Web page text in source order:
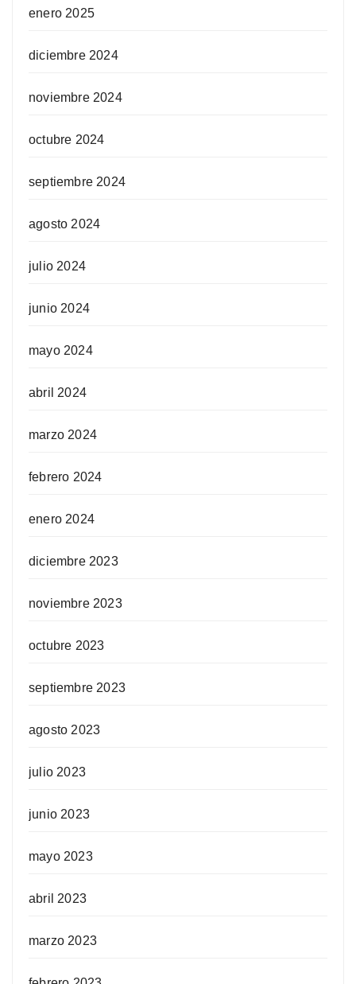
enero 2025
diciembre 2024
noviembre 2024
octubre 2024
septiembre 2024
agosto 2024
julio 2024
junio 2024
mayo 2024
abril 2024
marzo 2024
febrero 2024
enero 2024
diciembre 2023
noviembre 2023
octubre 2023
septiembre 2023
agosto 2023
julio 2023
junio 2023
mayo 2023
abril 2023
marzo 2023